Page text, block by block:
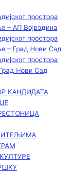
простора
– АП Војводинa
простора
– Град Нови Сад
простора
Нови Сад
КАНДИДАТА